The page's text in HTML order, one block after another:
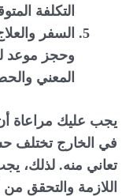
التكلفة
السفر
وحجز موعد
المعني
يجب عليك مراعاة أن
في الخارج تختلف
تعاني منه. لذلك،
اللازمة والتحقق من